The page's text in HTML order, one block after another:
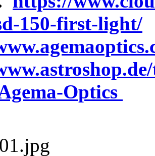
150-first-light/
Optics